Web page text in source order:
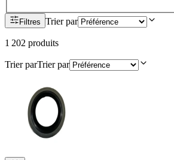
Filtres Trier par
1 202 produits
Trier parTrier par